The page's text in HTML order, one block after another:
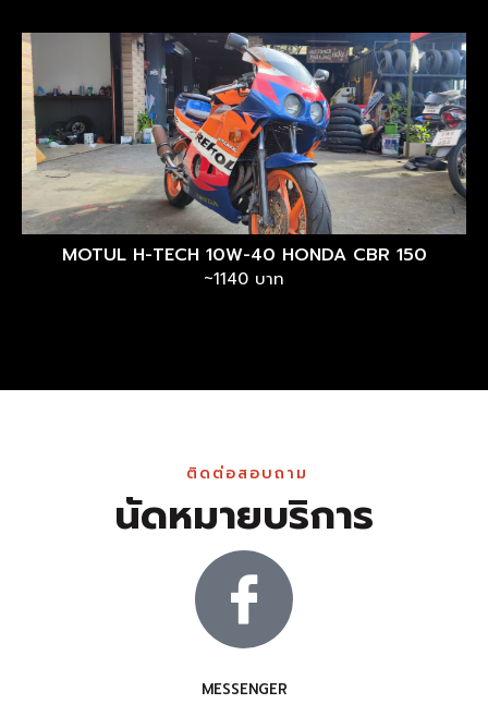
MOTUL H-TECH 10W-40 HONDA CBR 150
~1140 บาท
ติดต่อสอบถาม
นัดหมายบริการ
MESSENGER